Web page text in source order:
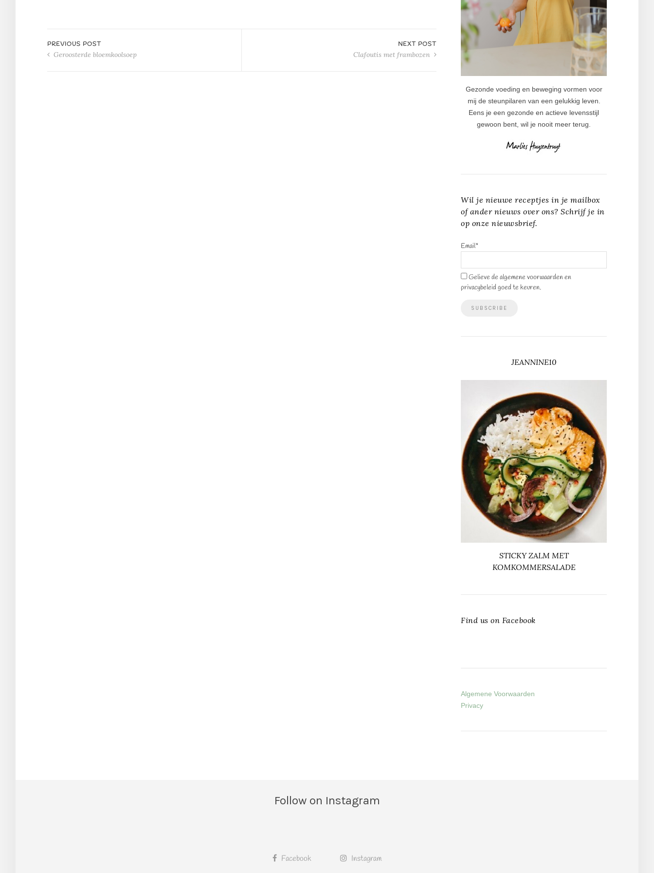
PREVIOUS POST
Geroosterde bloemkoolsoep
NEXT POST
Clafoutis met frambozen
Gezonde voeding en beweging vormen voor
mij de steunpilaren van een gelukkig leven.
Eens je een gezonde en actieve levensstijl
gewoon bent, wil je nooit meer terug.
Wil je nieuwe receptjes in je mailbox
of ander nieuws over ons? Schrijf je in
op onze nieuwsbrief.
Email*
Gelieve de algemene voorwaarden en
privacybeleid goed te keuren.
JEANNINE10
STICKY ZALM MET
KOMKOMMERSALADE
Find us on Facebook
Algemene Voorwaarden
Privacy
Follow on Instagram
Facebook Instagram